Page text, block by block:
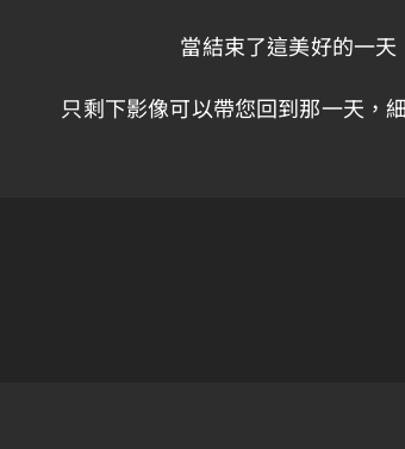
當結束了這美好的一天
只剩下影像可以帶您回到那一天，